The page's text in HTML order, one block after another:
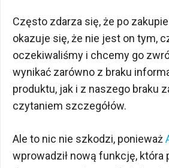
Często zdarza się, że po
okazuje się, że nie jest on tym,
oczekiwaliśmy i chcemy go
wynikać zarówno z braku
produktu, jak i z naszego braku
czytaniem szczegółów.
Ale to nic nie szkodzi, ponieważ
wprowadził nową funkcję, która